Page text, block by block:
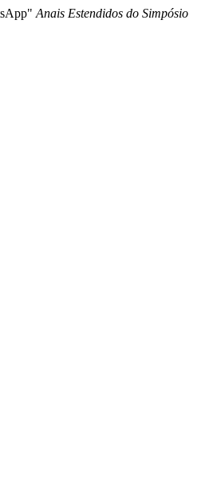
Anais Estendidos do Simpósio